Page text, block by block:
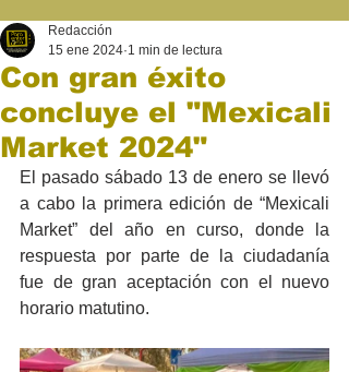
Con gran éxito
concluye el "Mexicali
Market 2024"
Redacción
15 ene 2024 1 min de lectura
El pasado sábado 13 de enero se llevó
a cabo la primera edición de “Mexicali
Market” del año en curso, donde la
respuesta por parte de la ciudadanía
fue de gran aceptación con el nuevo
horario matutino.